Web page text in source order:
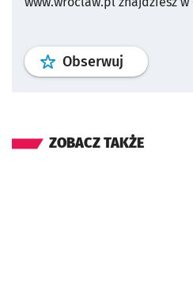
Obserwuj profil
ZOBACZ TAKŻE